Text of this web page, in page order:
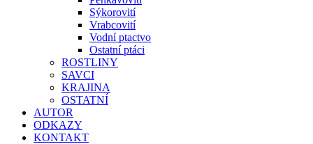
Sýkorovití
Vrabcovití
Vodní ptactvo
Ostatní ptáci
ROSTLINY
SAVCI
KRAJINA
OSTATNÍ
AUTOR
ODKAZY
KONTAKT